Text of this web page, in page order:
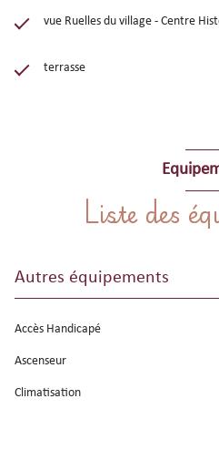
vue Ruelles du village - Centre
terrasse
Liste des
Autres équipements
Accès Handicapé
Ascenseur
Climatisation